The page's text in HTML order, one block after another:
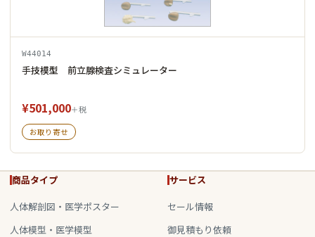
W44014
手技模型 前立腺検査シミュレーター
¥501,000＋税
お取り寄せ
商品タイプ
人体解剖図・医学ポスター
人体模型・医学模型
サービス
セール情報
御見積もり依頼